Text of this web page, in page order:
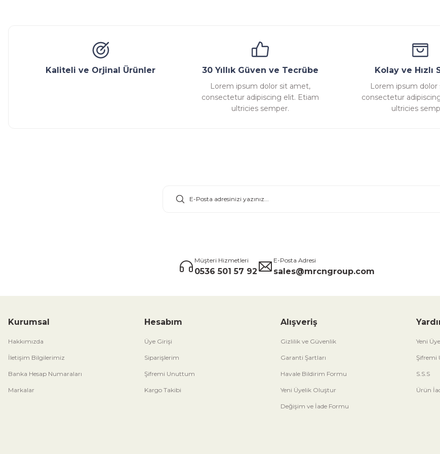
Kaliteli ve Orjinal Ürünler 30 Yıllık Güven ve Tecrübe
Lorem ipsum dolor sit amet,
consectetur adipiscing elit. Etiam
ultricies semper.
Kolay ve Hızlı
Lorem ipsum dolor
consectetur
ultricies
Müşteri Hizmetleri
0536 501 57 92
E-Posta Adresi
sales@mrcngroup.com
Kurumsal
Hakkımızda
İletişim Bilgilerimiz
Banka Hesap Numaraları
Markalar
Hesabım
Üye Girişi
Siparişlerim
Şifremi Unuttum
Kargo Takibi
Alışveriş
Gizlilik ve Güvenlik
Garanti Şartları
Havale Bildirim Formu
Yeni Üyelik Oluştur
Değişim ve İade Formu
Yeni
Şifremi
S.S.S
Ürün